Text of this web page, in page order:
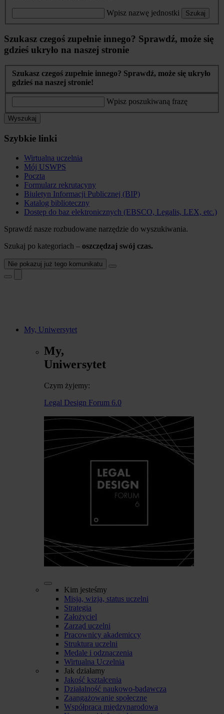
Wpisz nazwę jednostki Szukaj
Szukasz czegoś zupełnie innego? Sprawdź, może się
gdzieś ukryło na naszej stronie
Szukasz czegoś zupełnie innego? Sprawdź, może się ukryło
gdzieś na naszej stronie!
Wpisz poszukiwaną frazę
Wyszukaj
Szybkie linki
Wirtualna uczelnia
Mój USWPS
Poczta
Formularz rekrutacyny
Biuletyn Informacji Publicznej (BIP)
Katalog biblioteczny
Dostęp do baz elektronicznych (EBSCO, Legalis, LEX, etc.)
Sprawdź nasze rozbudowane narzędzie do wyszukiwania.
Szukaj po kategoriach – oszczędzaj swój czas.
Nie pokazuj już tego komunikatu
My, Uniwersytet
My,
Uniwersytet
Czym żyjemy:
Legal Design Forum 6.0
Kim jesteśmy
Misja, wizja, status uczelni
Strategia
Założyciel
Zarząd uczelni
Pracownicy akademiccy
Struktura uczelni
Medale i odznaczenia
Wirtualna Uczelnia
Jak działamy
Jakość kształcenia
Działalność naukowo-badawcza
Zaangażowanie społeczne
Współpraca międzynarodowa